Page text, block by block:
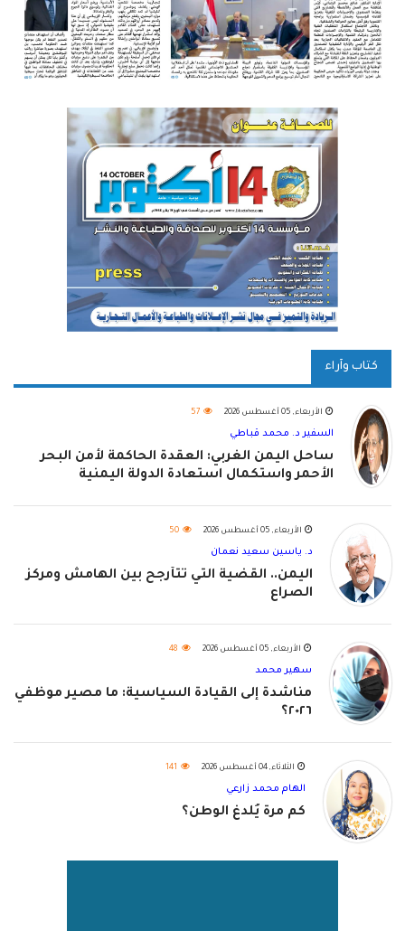
كتاب وآراء
الأربعاء, 05 أغسطس 2026 57
السفير د. محمد قباطي
ساحل اليمن الغربي: العقدة الحاكمة لأمن البحر
الأحمر واستكمال استعادة الدولة اليمنية
الأربعاء, 05 أغسطس 2026 50
د. ياسين سعيد نعمان
اليمن.. القضية التي تتأرجح بين الهامش ومركز
الصراع
الأربعاء, 05 أغسطس 2026 48
سهير محمد
مناشدة إلى القيادة السياسية: ما مصير موظفي
٢٠٢٦؟
الثلاثاء, 04 أغسطس 2026 141
الهام محمد زارعي
كم مرة يُلدغ الوطن؟